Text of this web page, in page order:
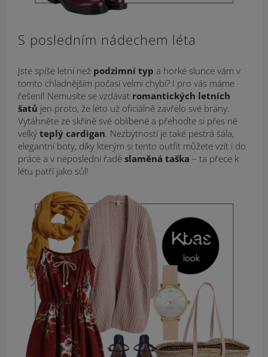
S posledním nádechem léta
Jste spíše letní než podzimní typ a horké slunce vám v
tomto chladnějším počasí velmi chybí? I pro vás máme
řešení! Nemusíte se vzdávat romantických letních
šatů jen proto, že léto už oficiálně zavřelo své brány.
Vytáhněte ze skříně své oblíbené a přehoďte si přes ně
velký teplý cardigan. Nezbytností je také pestrá šála,
elegantní boty, díky kterým si tento outfit můžete vzít i do
práce a v neposlední řadě slaměná taška – ta přece k
létu patří jako sůl!